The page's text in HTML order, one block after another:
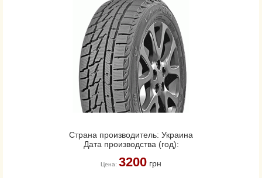
Страна производитель: Украина
Дата производства (год):
Цена: 3200грн